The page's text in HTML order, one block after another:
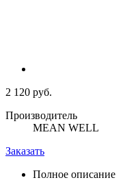
2 120 руб.
Производитель
MEAN WELL
Заказать
Полное описание